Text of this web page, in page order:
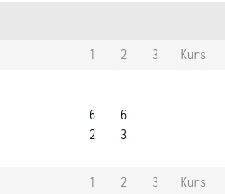
1 2 3
Kurs
6
2
6
3
1 2 3
Kurs